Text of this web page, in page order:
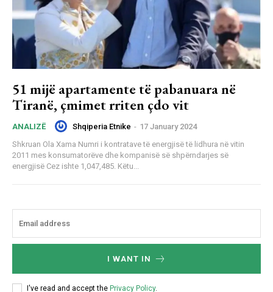
51 mijë apartamente të pabanuara në
Tiranë, çmimet rriten çdo vit
ANALIZË Shqiperia Etnike - 17 January 2024
Shkruan Ola Xama Numri i kontratave të energjisë të lidhura në vitin
2011 mes konsumatorëve dhe kompanisë së shpërndarjes së
energjisë Cez ishte 1,047,485. Këtu...
I WANT IN
I've read and accept the Privacy Policy.